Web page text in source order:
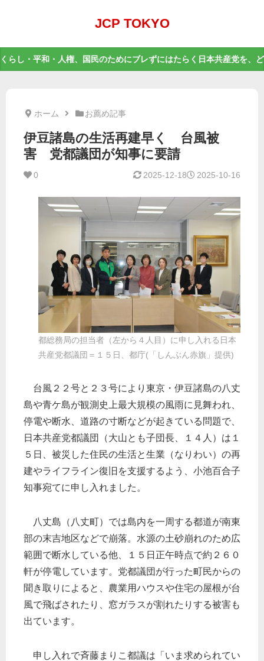
JCP TOKYO
くらし・平和・人権、国民のためにブレずにはたらく日本共産党を、
ホーム お薦め記事
伊豆諸島の生活再建早く 台風被
害 党都議団が知事に要請
0 2025-10-16
2025-12-18
都総務局の担当者（左から４人目）に申し入れる日本
共産党都議団＝１５日、都庁(「しんぶん赤旗」提供)
台風２２号と２３号により東京・伊豆諸島の八丈
島や青ケ島が観測史上最大規模の風雨に見舞われ、
停電や断水、道路の寸断などが起きている問題で、
日本共産党都議団（大山とも子団長、１４人）は１
５日、被災した住民の生活と生業（なりわい）の再
建やライフライン復旧を支援するよう、小池百合子
知事宛てに申し入れました。
八丈島（八丈町）では島内を一周する都道が南東
部の末吉地区などで崩落。水源の土砂崩れのため広
範囲で断水している他、１５日正午時点で約２６０
軒が停電しています。党都議団が行った町民からの
聞き取りによると、農業用ハウスや住宅の屋根が台
風で飛ばされたり、窓ガラスが割れたりする被害も
出ています。
申し入れで斉藤まりこ都議は「いま求められてい